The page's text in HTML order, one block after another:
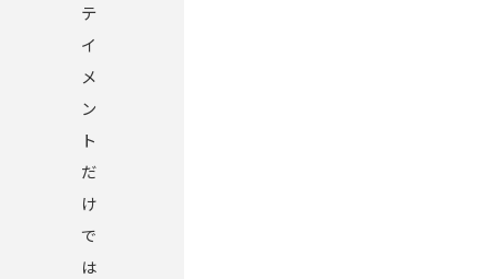
テ
イ
メ
ン
ト
だ
け
で
は